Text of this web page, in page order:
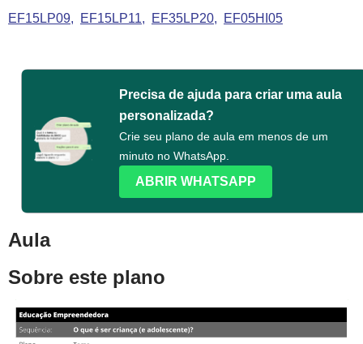
EF15LP09 EF15LP11 EF35LP20 EF05HI05
Precisa de ajuda para criar uma aula
personalizada?
Crie seu plano de aula em menos de um
minuto no WhatsApp.
ABRIR WHATSAPP
Aula
Sobre este plano